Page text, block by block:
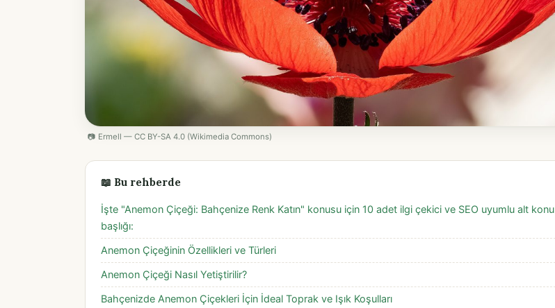
📷 Ermell — CC BY-SA 4.0 (Wikimedia Commons)
📖 Bu rehberde
İşte "Anemon Çiçeği: Bahçenize Renk Katın" konusu için 10 adet ilgi çekici ve SEO uyumlu alt konu
başlığı:
Anemon Çiçeğinin Özellikleri ve Türleri
Anemon Çiçeği Nasıl Yetiştirilir?
Bahçenizde Anemon Çiçekleri İçin İdeal Toprak ve Işık Koşulları